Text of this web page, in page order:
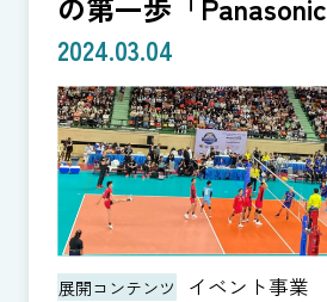
CUP」
2024.03.04
展開コンテンツ イベント事業